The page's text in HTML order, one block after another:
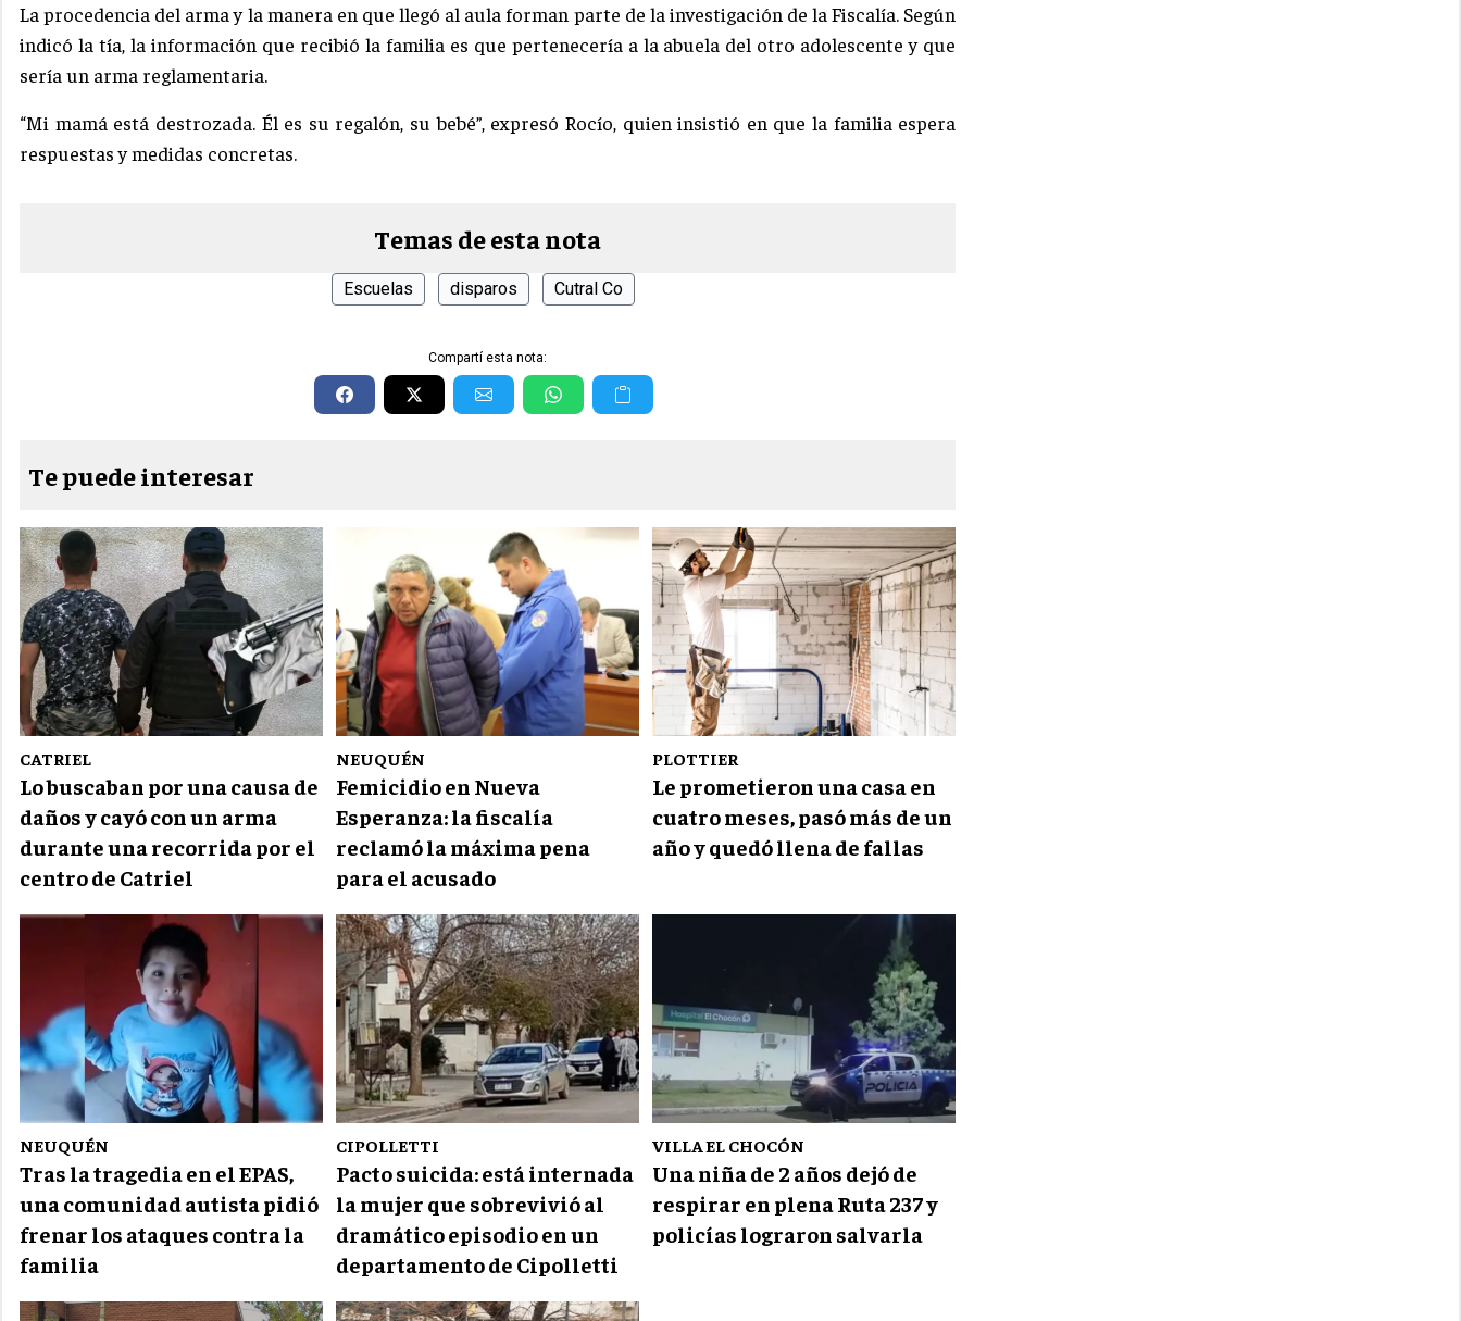
La procedencia del arma y la manera en que llegó al aula forman parte de la investigación de la Fiscalía. Según
indicó la tía, la información que recibió la familia es que pertenecería a la abuela del otro adolescente y que
sería un arma reglamentaria.
“Mi mamá está destrozada. Él es su regalón, su bebé”, expresó Rocío, quien insistió en que la familia espera
respuestas y medidas concretas.
Temas de esta nota
Escuelas disparos Cutral Co
Compartí esta nota:
Te puede interesar
CATRIEL
Lo buscaban por una causa de
daños y cayó con un arma
durante una recorrida por el
centro de Catriel
NEUQUÉN
Femicidio en Nueva
Esperanza: la fiscalía
reclamó la máxima pena
para el acusado
PLOTTIER
Le prometieron una casa en
cuatro meses, pasó más de un
año y quedó llena de fallas
NEUQUÉN
Tras la tragedia en el EPAS,
una comunidad autista pidió
frenar los ataques contra la
familia
CIPOLLETTI
Pacto suicida: está internada
la mujer que sobrevivió al
dramático episodio en un
departamento de Cipolletti
VILLA EL CHOCÓN
Una niña de 2 años dejó de
respirar en plena Ruta 237 y
policías lograron salvarla